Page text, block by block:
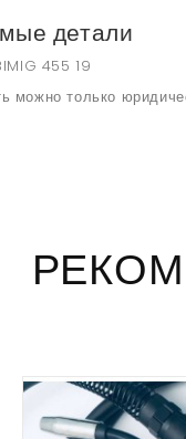
детали
455 19
можно только